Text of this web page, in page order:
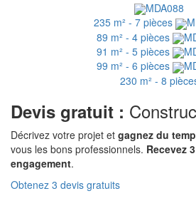
MDA088
235 m² - 7 pièces
89 m² - 4 pièces
91 m² - 5 pièces
99 m² - 6 pièces
230 m² - 8
Devis gratuit :
Décrivez votre projet et gagnez du
vous les bons professionnels. Recevez
engagement.
Obtenez 3 devis gratuits